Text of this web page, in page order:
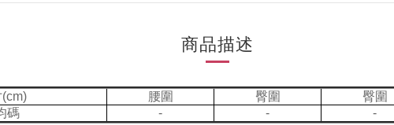
商品描述
(cm) 腰圍 臀圍 臀圍
碼
- - -